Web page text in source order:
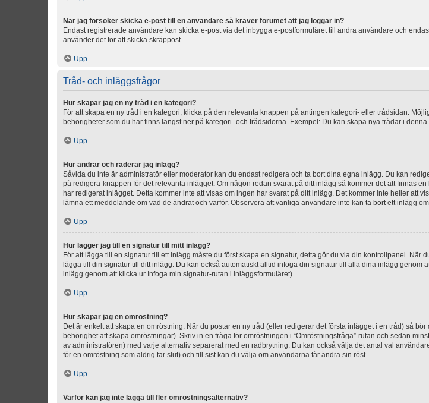
När jag försöker skicka e-post till en användare så kräver forumet att jag loggar in?
Endast registrerade användare kan skicka e-post via det inbygga e-postformuläret till andra användare och
använder det för att skicka skräppost.
Upp
Tråd- och inläggsfrågor
Hur skapar jag en ny tråd i en kategori?
För att skapa en ny tråd i en kategori, klicka på den relevanta knappen på antingen kategori- eller trådsidan.
behörigheter som du har finns längst ner på kategori- och trådsidorna. Exempel: Du kan skapa nya trådar i
Upp
Hur ändrar och raderar jag inlägg?
Såvida du inte är administratör eller moderator kan du endast redigera och ta bort dina egna inlägg. Du kan
på redigera-knappen för det relevanta inlägget. Om någon redan svarat på ditt inlägg så kommer det att finnas
har redigerat inlägget. Detta kommer inte att visas om ingen har svarat på ditt inlägg. Det kommer inte heller att
lämna ett meddelande om vad de ändrat och varför. Observera att vanliga användare inte kan ta bort ett inlägg
Upp
Hur lägger jag till en signatur till mitt inlägg?
För att lägga till en signatur till ett inlägg måste du först skapa en signatur, detta gör du via din kontrollpanel.
lägga till din signatur till ditt inlägg. Du kan också automatiskt alltid infoga din signatur till alla dina inlägg
inlägg genom att klicka ur Infoga min signatur-rutan i inläggsformuläret).
Upp
Hur skapar jag en omröstning?
Det är enkelt att skapa en omröstning. När du postar en ny tråd (eller redigerar det första inlägget i en tråd) så
behörighet att skapa omröstningar). Skriv in en fråga för omröstningen i “Omröstningsfråga”-rutan och sedan
av administratören) med varje alternativ separerat med en radbrytning. Du kan också välja det antal val
för en omröstning som aldrig tar slut) och till sist kan du välja om användarna får ändra sin röst.
Upp
Varför kan jag inte lägga till fler omröstningsalternativ?